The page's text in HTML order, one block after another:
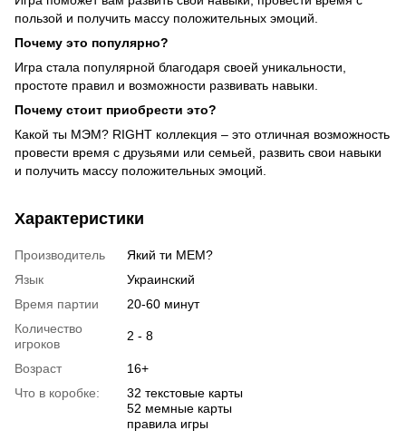
пользой и получить массу положительных эмоций.
Почему это популярно?
Игра стала популярной благодаря своей уникальности,
простоте правил и возможности развивать навыки.
Почему стоит приобрести это?
Какой ты МЭМ? RIGHT коллекция – это отличная возможность
провести время с друзьями или семьей, развить свои навыки
и получить массу положительных эмоций.
Характеристики
Производитель
Який ти МЕМ?
Язык
Украинский
Время партии
20-60 минут
Количество
игроков
2 - 8
Возраст
16+
Что в коробке:
32 текстовые карты
52 мемные карты
правила игры